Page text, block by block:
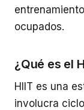
ocupados.
¿Qué es el
HIIT es una
involucra